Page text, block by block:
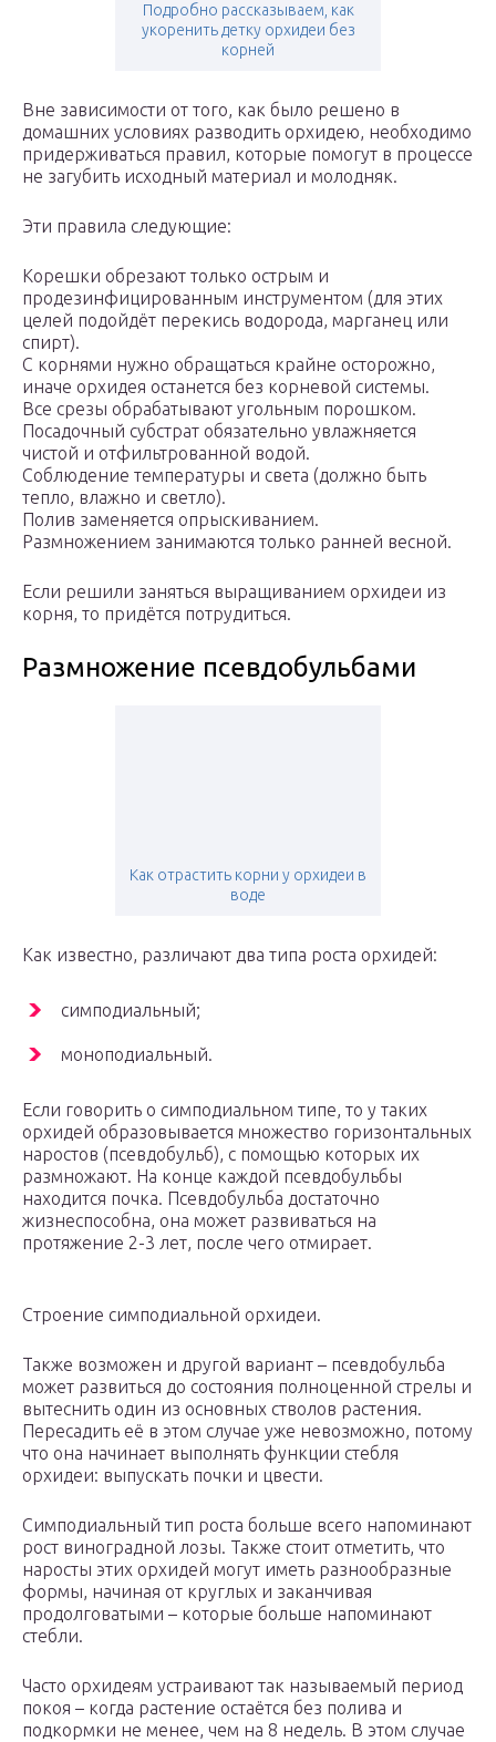
Подробно рассказываем, как
укоренить детку орхидеи без
корней
Вне зависимости от того, как было решено в
домашних условиях разводить орхидею, необходимо
придерживаться правил, которые помогут в процессе
не загубить исходный материал и молодняк.
Эти правила следующие:
Корешки обрезают только острым и
продезинфицированным инструментом (для этих
целей подойдёт перекись водорода, марганец или
спирт).
С корнями нужно обращаться крайне осторожно,
иначе орхидея останется без корневой системы.
Все срезы обрабатывают угольным порошком.
Посадочный субстрат обязательно увлажняется
чистой и отфильтрованной водой.
Соблюдение температуры и света (должно быть
тепло, влажно и светло).
Полив заменяется опрыскиванием.
Размножением занимаются только ранней весной.
Если решили заняться выращиванием орхидеи из
корня, то придётся потрудиться.
Размножение псевдобульбами
Как отрастить корни у орхидеи в
воде
Как известно, различают два типа роста орхидей:
симподиальный;
моноподиальный.
Если говорить о симподиальном типе, то у таких
орхидей образовывается множество горизонтальных
наростов (псевдобульб), с помощью которых их
размножают. На конце каждой псевдобульбы
находится почка. Псевдобульба достаточно
жизнеспособна, она может развиваться на
протяжение 2-3 лет, после чего отмирает.
Строение симподиальной орхидеи.
Также возможен и другой вариант – псевдобульба
может развиться до состояния полноценной стрелы и
вытеснить один из основных стволов растения.
Пересадить её в этом случае уже невозможно, потому
что она начинает выполнять функции стебля
орхидеи: выпускать почки и цвести.
Симподиальный тип роста больше всего напоминают
рост виноградной лозы. Также стоит отметить, что
наросты этих орхидей могут иметь разнообразные
формы, начиная от круглых и заканчивая
продолговатыми – которые больше напоминают
стебли.
Часто орхидеям устраивают так называемый период
покоя – когда растение остаётся без полива и
подкормки не менее, чем на 8 недель. В этом случае